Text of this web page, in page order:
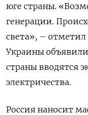
юге страны.
генерации.
света», –
Украины
страны вводятся
электричества.
Россия наносит